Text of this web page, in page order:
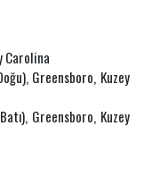
Carolina
Greensboro, Kuzey
Greensboro, Kuzey